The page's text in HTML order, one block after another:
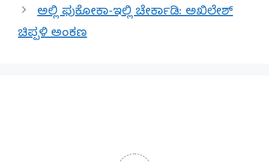
ಅಲ್ಲಿ ಫುಕೋಕಾ-ಇಲ್ಲಿ ಚೇರ್ಕಾಡಿ: ಅಖಿಲೇಶ್
ಚಿಪ್ಪಳಿ ಅಂಕಣ